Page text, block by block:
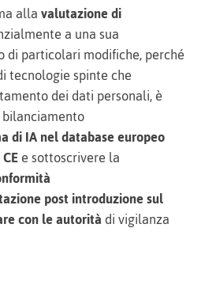
allavalutazione di
a una sua
di particolari modifiche, perché
tecnologie spinte che
dei dati personali, è
di IA nel database europeo
e sottoscrivere la
post introduzione sul
con le autoritàdi vigilanza